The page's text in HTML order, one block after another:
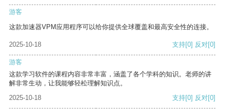
游客
这款加速器VPM应用程序可以给你提供全球覆盖和最高安全性的连接。
2025-10-18 支持[0] 反对[0]
游客
这款学习软件的课程内容非常丰富，涵盖了各个学科的知识。老师的讲
解非常生动，让我能够轻松理解知识点。
2025-10-18
支持[0] 反对[0]